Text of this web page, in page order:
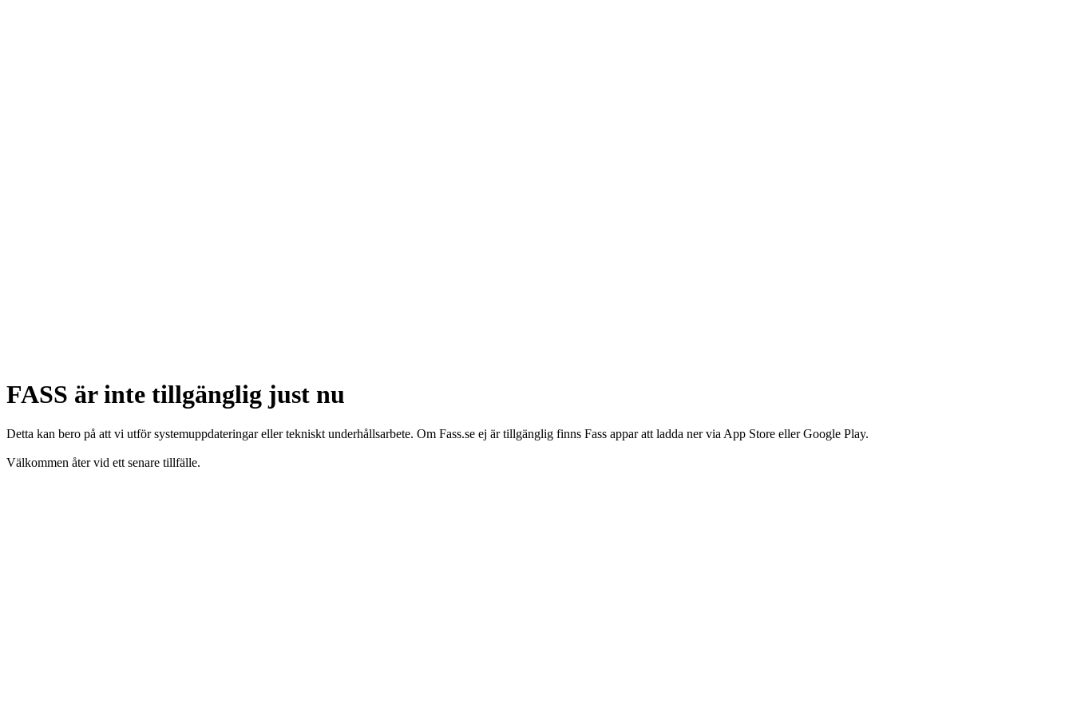
FASS är inte tillgänglig just nu
Detta kan bero på att vi utför systemuppdateringar eller tekniskt underhållsarbete. Om Fass.se ej är tillgänglig finns Fass appar att ladda ner via App Store eller Google Play.
Välkommen åter vid ett senare tillfälle.